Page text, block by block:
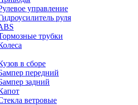
управление
руля
трубки
в сборе
передний
задний
ветровые